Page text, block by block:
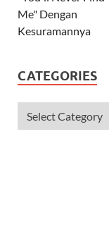
CATEGORIES